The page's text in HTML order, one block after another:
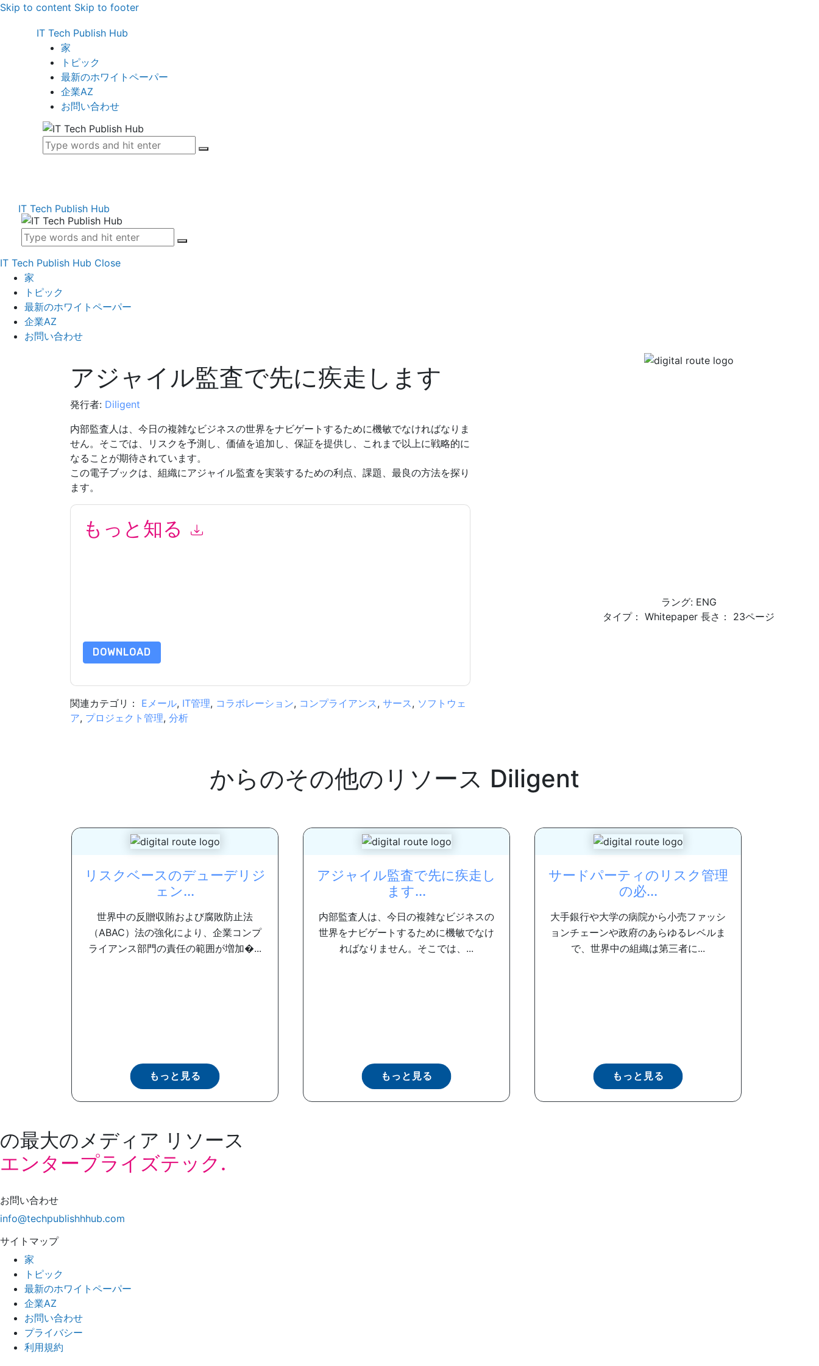
Skip to content Skip to footer
IT Tech Publish Hub
家
トピック
最新のホワイトペーパー
企業AZ
お問い合わせ
IT Tech Publish Hub
IT Tech Publish Hub Close
家
トピック
最新のホワイトペーパー
企業AZ
お問い合わせ
アジャイル監査で先に疾走します
発行者: Diligent
内部監査人は、今日の複雑なビジネスの世界をナビゲートするために機敏でなければなりま
せん。そこでは、リスクを予測し、価値を追加し、保証を提供し、これまで以上に戦略的に
なることが期待されています。
この電子ブックは、組織にアジャイル監査を実装するための利点、課題、最良の方法を探り
ます。
もっと知る
DOWNLOAD
関連カテゴリ： Eメール, IT管​​理, コラボレーション, コンプライアンス, サース, ソフトウェ
ア, プロジェクト管理, 分析
ラング: ENG
タイプ： Whitepaper 長さ： 23ページ
からのその他のリソース Diligent
リスクベースのデューデリジ
ェン...
世界中の反贈収賄および腐敗防止法
（ABAC）法の強化により、企業コンプ
ライアンス部門の責任の範囲が増加�...
もっと見る
アジャイル監査で先に疾走し
ます...
内部監査人は、今日の複雑なビジネスの
世界をナビゲートするために機敏でなけ
ればなりません。そこでは、...
もっと見る
サードパーティのリスク管理
の必...
大手銀行や大学の病院から小売ファッシ
ョンチェーンや政府のあらゆるレベルま
で、世界中の組織は第三者に...
もっと見る
の最大のメディア リソース
エンタープライズテック.
お問い合わせ
info@techpublishhhub.com
サイトマップ
家
トピック
最新のホワイトペーパー
企業AZ
お問い合わせ
プライバシー
利用規約